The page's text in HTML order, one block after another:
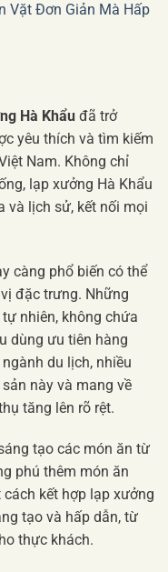
Vặt Đơn Giản Mà Hấp
Hà Khẩu đã trở
yêu thích và tìm kiếm
Nam. Không chỉ
lạp xưởng Hà Khẩu
và lịch sử, kết nối mọi
càng phổ biến có thể
đặc trưng. Những
nhiên, không chứa
dùng ưu tiên hàng
du lịch, nhiều
này và mang về
tăng lên rõ rệt.
tạo các món ăn từ
phú thêm món ăn
cách kết hợp lạp xưởng
tạo và hấp dẫn, từ
thực khách.